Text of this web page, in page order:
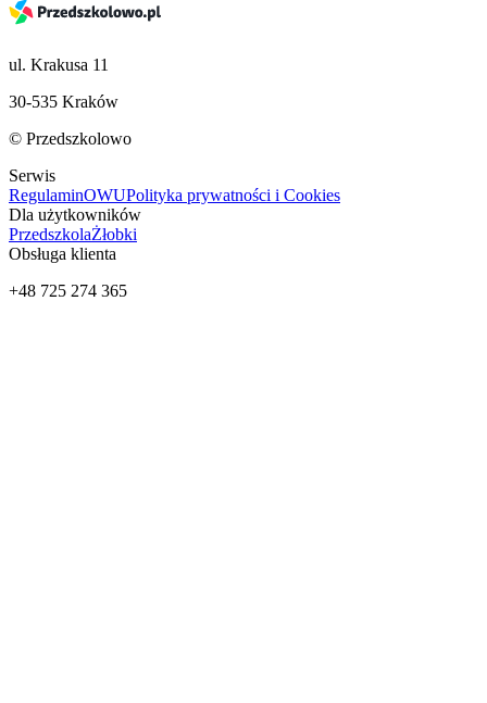
ul. Krakusa 11
30-535 Kraków
© Przedszkolowo
Serwis
RegulaminOWUPolityka prywatności i Cookies
Dla użytkowników
PrzedszkolaŻłobki
Obsługa klienta
+48 725 274 365